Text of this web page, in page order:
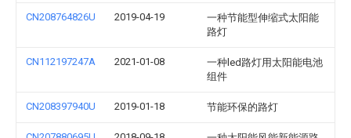
CN208764826U 2019-04-19
一种节能型伸缩式太阳能
路灯
CN112197247A 2021-01-08
一种led路灯用太阳能电池
组件
CN208397940U 2019-01-18 节能环保的路灯